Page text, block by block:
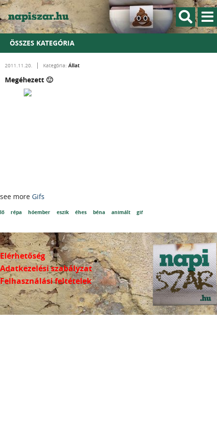
ÖSSZES KATEGÓRIA
2011.11.20. Kategória: Állat
Megéhezett 🙂
see more Gifs
lő répa hóember eszik éhes béna animált gif
Elérhetőség
Adatkezelési szabályzat
Felhasználási feltételek